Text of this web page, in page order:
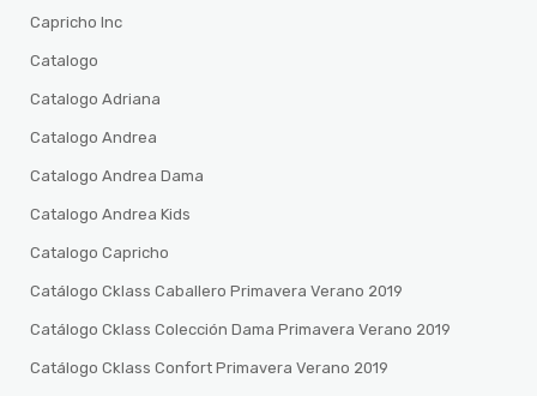
Capricho Inc
Catalogo
Catalogo Adriana
Catalogo Andrea
Catalogo Andrea Dama
Catalogo Andrea Kids
Catalogo Capricho
Catálogo Cklass Caballero Primavera Verano 2019
Catálogo Cklass Colección Dama Primavera Verano 2019
Catálogo Cklass Confort Primavera Verano 2019